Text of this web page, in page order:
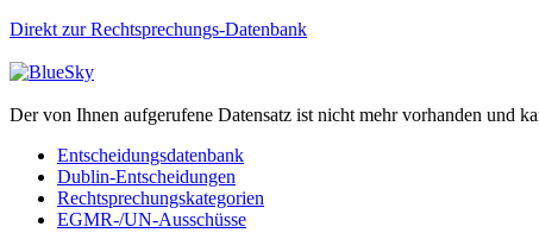
Direkt zur Rechtsprechungs-Datenbank
Der von Ihnen aufgerufene Datensatz ist nicht mehr vorhanden und
Entscheidungsdatenbank
Dublin-Entscheidungen
Rechtsprechungskategorien
EGMR-/UN-Ausschüsse